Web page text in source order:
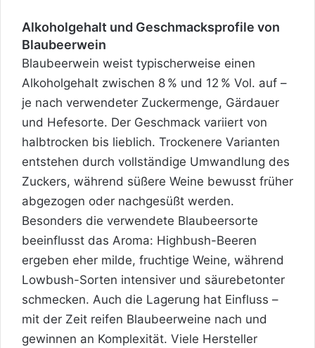
Alkoholgehalt und Geschmacksprofile von
Blaubeerwein
Blaubeerwein weist typischerweise einen
Alkoholgehalt zwischen 8 % und 12 % Vol. auf –
je nach verwendeter Zuckermenge, Gärdauer
und Hefesorte. Der Geschmack variiert von
halbtrocken bis lieblich. Trockenere Varianten
entstehen durch vollständige Umwandlung des
Zuckers, während süßere Weine bewusst früher
abgezogen oder nachgesüßt werden.
Besonders die verwendete Blaubeersorte
beeinflusst das Aroma: Highbush-Beeren
ergeben eher milde, fruchtige Weine, während
Lowbush-Sorten intensiver und säurebetonter
schmecken. Auch die Lagerung hat Einfluss –
mit der Zeit reifen Blaubeerweine nach und
gewinnen an Komplexität. Viele Hersteller